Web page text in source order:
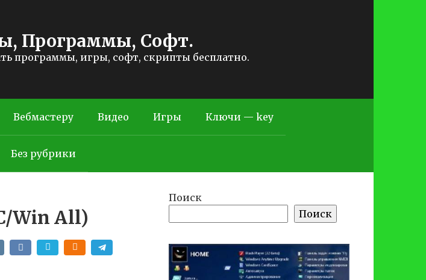
Программы, Софт.
программы, игры, софт, скрипты бесплатно.
Вебмастеру Видео Игры Ключи — key
Без рубрики
Win All)
Поиск
Поиск